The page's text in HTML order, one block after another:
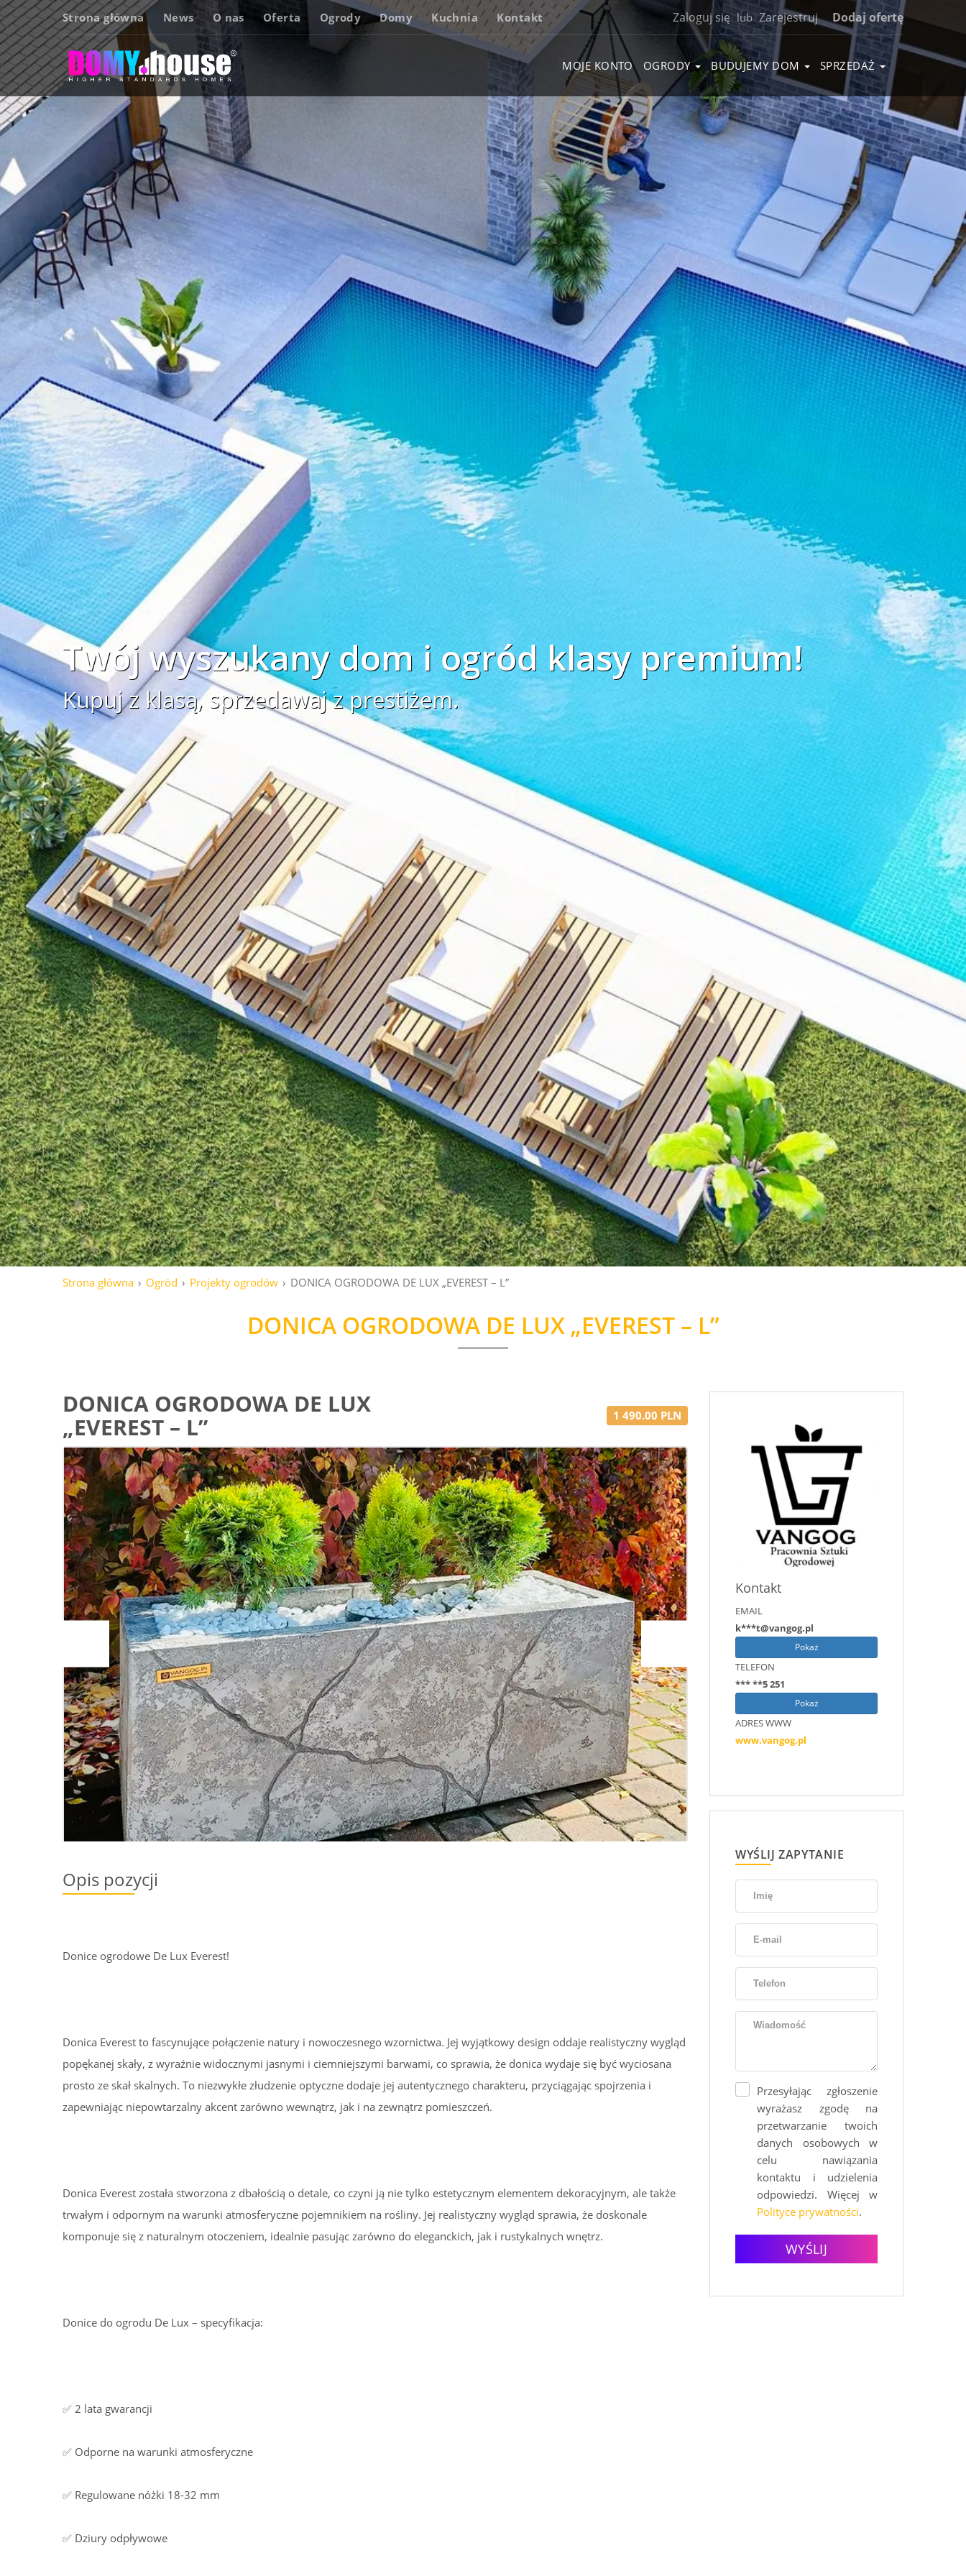
Strona główna News O nas Oferta Ogrody Domy Kuchnia Kontakt Zaloguj się lub Zarejestruj Dodaj ofertę
MOJE KONTO OGRODY BUDUJEMY DOM SPRZEDAŻ
Twój wyszukany dom i ogród klasy premium!
Kupuj z klasą, sprzedawaj z prestiżem.
Strona główna Ogród Projekty ogrodów DONICA OGRODOWA DE LUX „EVEREST – L”
DONICA OGRODOWA DE LUX „EVEREST – L”
DONICA OGRODOWA DE LUX
„EVEREST – L”
1 490.00 PLN
Opis pozycji
Donice ogrodowe De Lux Everest!
Donica Everest to fascynujące połączenie natury i nowoczesnego wzornictwa. Jej wyjątkowy design oddaje realistyczny wygląd
popękanej skały, z wyraźnie widocznymi jasnymi i ciemniejszymi barwami, co sprawia, że donica wydaje się być wyciosana
prosto ze skał skalnych. To niezwykłe złudzenie optyczne dodaje jej autentycznego charakteru, przyciągając spojrzenia i
zapewniając niepowtarzalny akcent zarówno wewnątrz, jak i na zewnątrz pomieszczeń.
Donica Everest została stworzona z dbałością o detale, co czyni ją nie tylko estetycznym elementem dekoracyjnym, ale także
trwałym i odpornym na warunki atmosferyczne pojemnikiem na rośliny. Jej realistyczny wygląd sprawia, że doskonale
komponuje się z naturalnym otoczeniem, idealnie pasując zarówno do eleganckich, jak i rustykalnych wnętrz.
Donice do ogrodu De Lux – specyfikacja:
✅ 2 lata gwarancji
✅ Odporne na warunki atmosferyczne
✅ Regulowane nóżki 18-32 mm
✅ Dziury odpływowe
Kontakt
EMAIL
k***t@vangog.pl
Pokaż
TELEFON
*** **5 251
Pokaż
ADRES WWW
www.vangog.pl
WYŚLIJ ZAPYTANIE
Przesyłając zgłoszenie
wyrażasz zgodę na
przetwarzanie twoich
danych osobowych w
celu nawiązania
kontaktu i udzielenia
odpowiedzi. Więcej w
Polityce prywatności.
WYŚLIJ